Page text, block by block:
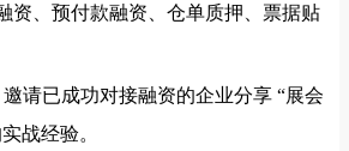
资、预付款融资、仓单质押、票据贴
请已成功对接融资的企业分享 “展会
战经验。